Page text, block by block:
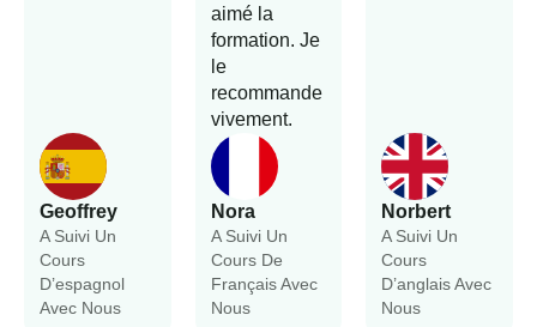
Geoffrey
A Suivi Un
Cours
D’espagnol
Avec Nous
Nora
A Suivi Un
Cours De
Français Avec
Nous
aimé la
formation. Je
le
recommande
vivement.
Norbert
A Suivi Un
Cours
D’anglais Avec
Nous